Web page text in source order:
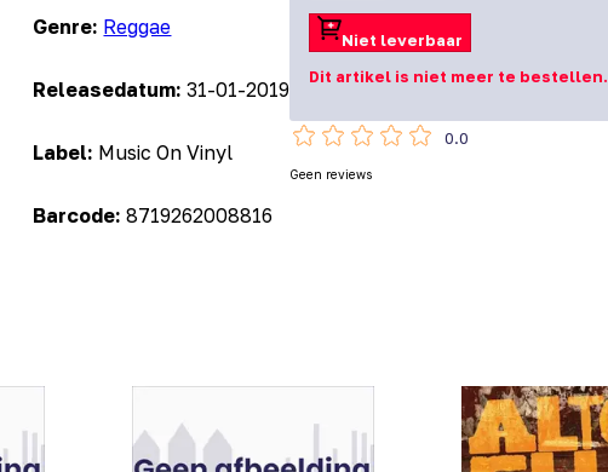
Genre: Reggae
Releasedatum:31-01-2019
Label: Music On Vinyl
Barcode:8719262008816
Niet leverbaar
Dit artikel is niet meer te bestellen.
0.0
Geen reviews